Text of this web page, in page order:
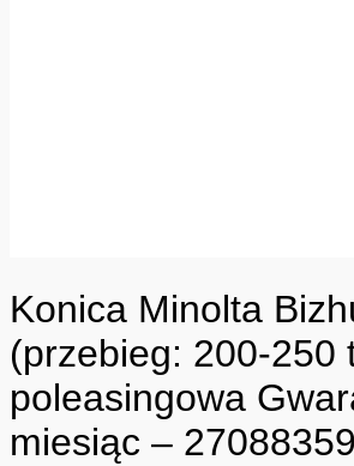
Konica Minolta
(przebieg: 200-250
poleasingowa
miesiąc – 27088359